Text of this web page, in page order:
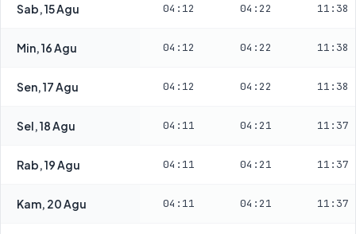
Sab, 15 Agu 04:12 04:22 11:38
Min, 16 Agu 04:12 04:22 11:38
Sen, 17 Agu 04:12 04:22 11:38
Sel, 18 Agu 04:11 04:21 11:37
Rab, 19 Agu 04:11 04:21 11:37
Kam, 20 Agu 04:11 04:21 11:37